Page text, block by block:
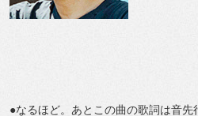
●なるほど。あとこの曲の歌詞は音先